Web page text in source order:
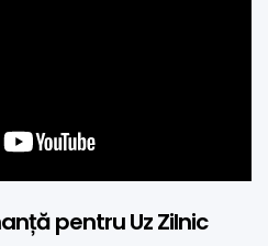
pentru Uz Zilnic